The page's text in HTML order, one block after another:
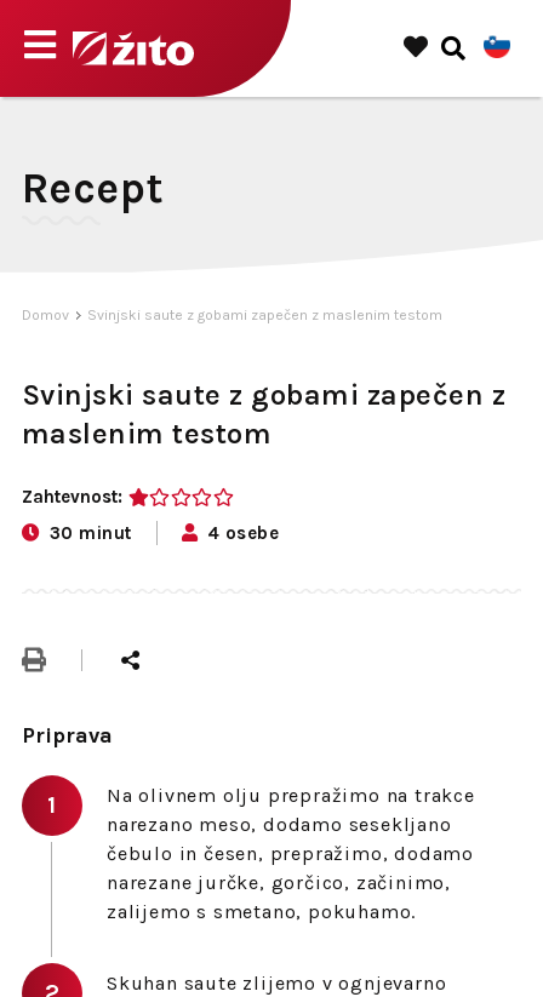
Recept
Domov Svinjski saute z gobami zapečen z maslenim testom
Svinjski saute z gobami zapečen z
maslenim testom
Zahtevnost:
30 minut 4 osebe
Priprava
Na olivnem olju prepražimo na trakce
narezano meso, dodamo sesekljano
čebulo in česen, prepražimo, dodamo
narezane jurčke, gorčico, začinimo,
zalijemo s smetano, pokuhamo.
Skuhan saute zlijemo v ognjevarno